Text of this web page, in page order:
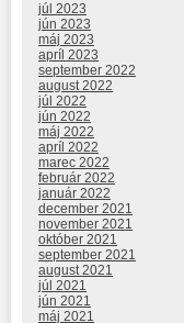
júl 2023
jún 2023
máj 2023
apríl 2023
september 2022
august 2022
júl 2022
jún 2022
máj 2022
apríl 2022
marec 2022
február 2022
január 2022
december 2021
november 2021
október 2021
september 2021
august 2021
júl 2021
jún 2021
máj 2021